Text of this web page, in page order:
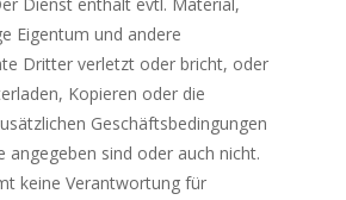
Eigentum und andere
Dritter verletzt oder bricht, oder
Kopieren oder die
Geschäftsbedingungen
angegeben sind oder auch nicht.
keine Verantwortung für